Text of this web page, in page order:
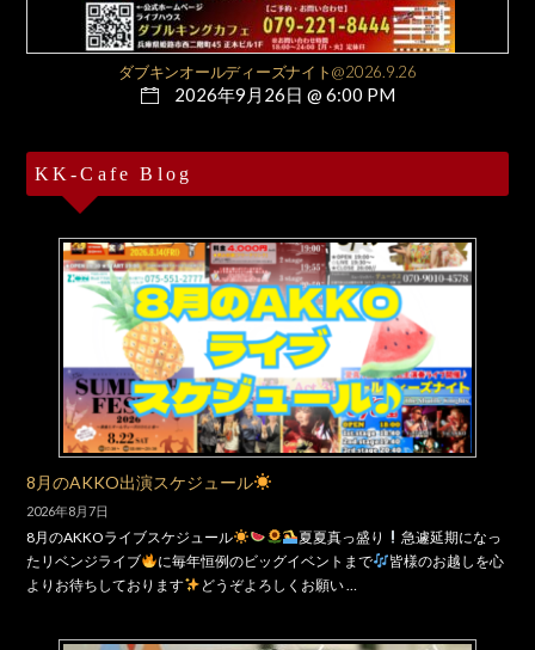
ダブキンオールディーズナイト@2026.9.26
2026年9月26日 @ 6:00 PM
KK-Cafe Blog
8月のAKKO出演スケジュール
2026年8月7日
8月のAKKOライブスケジュール 夏夏真っ盛り
急遽延期になっ
たリベンジライブ
に毎年恒例のビッグイベントまで
皆様のお越しを心
よりお待ちしております
どうぞよろしくお願い …